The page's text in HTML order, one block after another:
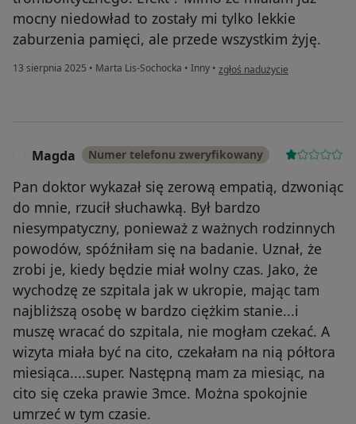
mocny niedowład to zostały mi tylko lekkie
zaburzenia pamięci, ale przede wszystkim żyję.
13 sierpnia 2025 • Marta Lis-Sochocka • Inny • w opinii użytkownika MRz
zgłoś nadużycie
Magda Numer telefonu zweryfikowany
Pan doktor wykazał się zerową empatią, dzwoniąc
do mnie, rzucił słuchawką. Był bardzo
niesympatyczny, ponieważ z ważnych rodzinnych
powodów, spóźniłam się na badanie. Uznał, że
zrobi je, kiedy będzie miał wolny czas. Jako, że
wychodzę ze szpitala jak w ukropie, mając tam
najbliższą osobę w bardzo ciężkim stanie...i
muszę wracać do szpitala, nie mogłam czekać. A
wizyta miała być na cito, czekałam na nią półtora
miesiąca....super. Następną mam za miesiąc, na
cito się czeka prawie 3mce. Można spokojnie
umrzeć w tym czasie.